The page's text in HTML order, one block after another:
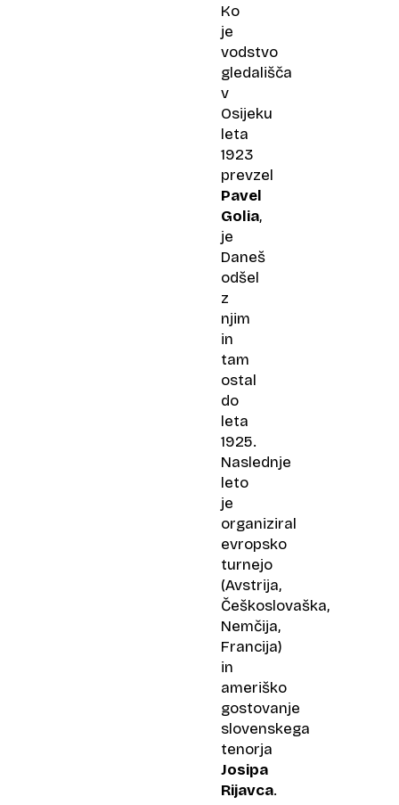
Ko
je
vodstvo
gledališča
v
Osijeku
leta
1923
prevzel
Pavel
Golia,
je
Daneš
odšel
z
njim
in
tam
ostal
do
leta
1925.
Naslednje
leto
je
organiziral
evropsko
turnejo
(Avstrija,
Češkoslovaška,
Nemčija,
Francija)
in
ameriško
gostovanje
slovenskega
tenorja
Josipa
Rijavca.